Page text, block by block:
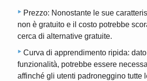
Prezzo: Nonostante le sue
non è gratuito e il costo potrebbe
cerca di alternative gratuite.
Curva di apprendimento ripida:
funzionalità, potrebbe essere
affinché gli utenti padroneggino tutte